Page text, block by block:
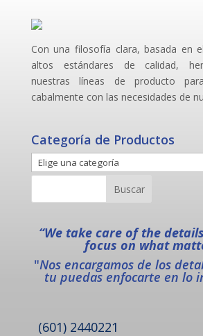
Con una filosofía clara, basada en
altos estándares de calidad,
nuestras líneas de producto
cabalmente con las necesidades de
Categoría de Productos
“We take care of the
focus on what
"Nos encargamos de los
tu puedas enfocarte en lo
(601) 2440221